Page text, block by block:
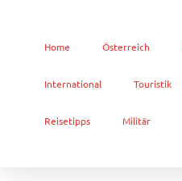
Home Österreich
International Touristik
Reisetipps Militär